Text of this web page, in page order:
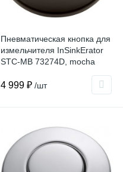
Пневматическая кнопка для
измельчителя InSinkErator
STC-MB 73274D, mocha
4 999 ₽ /шт